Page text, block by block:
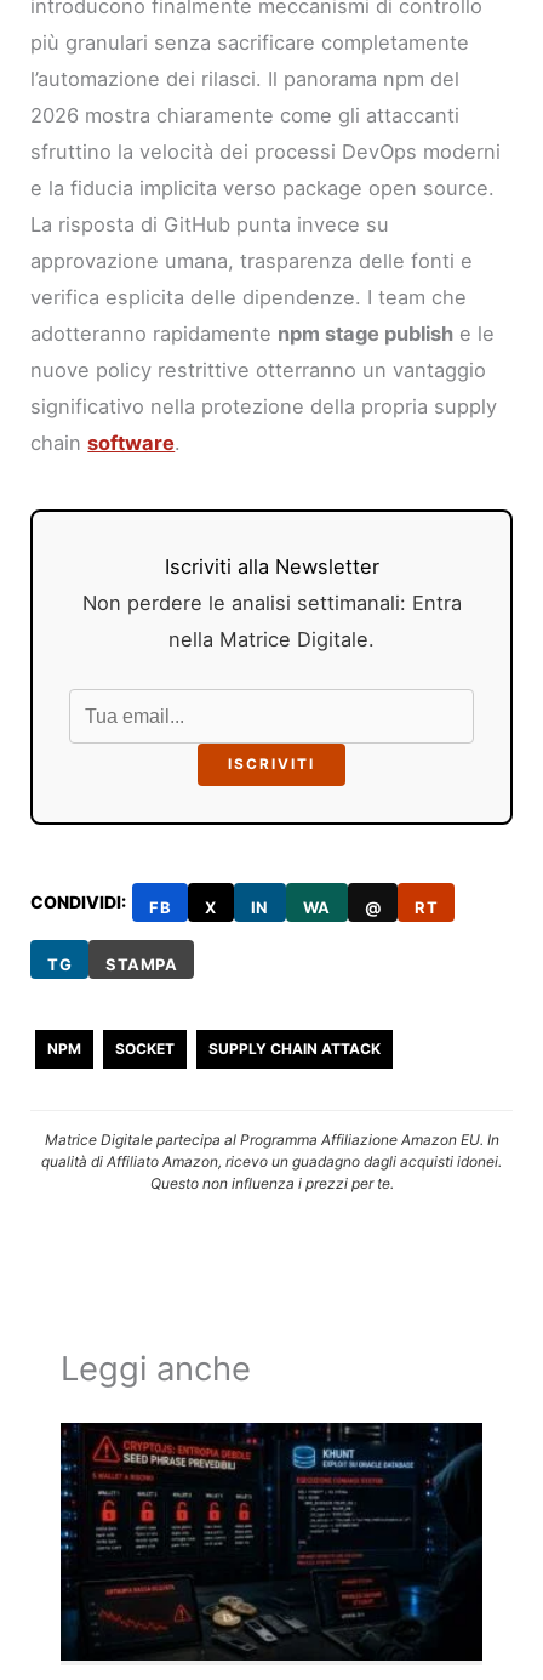
introducono finalmente meccanismi di controllo
più granulari senza sacrificare completamente
l’automazione dei rilasci. Il panorama npm del
2026 mostra chiaramente come gli attaccanti
sfruttino la velocità dei processi DevOps moderni
e la fiducia implicita verso package open source.
La risposta di GitHub punta invece su
approvazione umana, trasparenza delle fonti e
verifica esplicita delle dipendenze. I team che
adotteranno rapidamente npm stage publish e le
nuove policy restrittive otterranno un vantaggio
significativo nella protezione della propria supply
chainsoftware.
Iscriviti alla Newsletter
Non perdere le analisi settimanali: Entra
nella Matrice Digitale.
ISCRIVITI
CONDIVIDI: FB X IN WA @ RT
TG STAMPA
NPM SOCKET SUPPLY CHAIN ATTACK
Matrice Digitale partecipa al Programma Affiliazione Amazon EU. In
qualità di Affiliato Amazon, ricevo un guadagno dagli acquisti idonei.
Questo non influenza i prezzi per te.
Leggi anche